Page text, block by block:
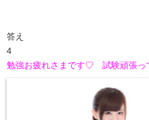
答え
4
勉強お疲れさまです♡ 試験頑張っ